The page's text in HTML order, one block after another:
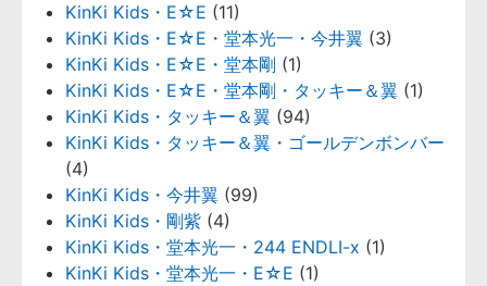
KinKi Kids・E☆E (11)
KinKi Kids・E☆E・堂本光一・今井翼 (3)
KinKi Kids・E☆E・堂本剛 (1)
KinKi Kids・E☆E・堂本剛・タッキー＆翼 (1)
KinKi Kids・タッキー＆翼 (94)
KinKi Kids・タッキー＆翼・ゴールデンボンバー
(4)
KinKi Kids・今井翼 (99)
KinKi Kids・剛紫 (4)
KinKi Kids・堂本光一・244 ENDLI-x (1)
KinKi Kids・堂本光一・E☆E (1)